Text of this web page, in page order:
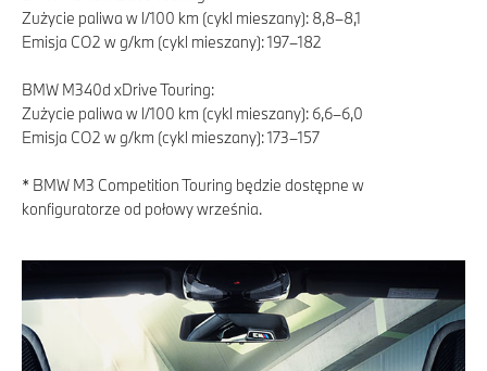
Zużycie paliwa w l/100 km (cykl mieszany): 8,8–8,1
Emisja CO2 w g/km (cykl mieszany): 197–182
BMW M340d xDrive Touring:
Zużycie paliwa w l/100 km (cykl mieszany): 6,6–6,0
Emisja CO2 w g/km (cykl mieszany): 173–157
* BMW M3 Competition Touring będzie dostępne w
konfiguratorze od połowy września.